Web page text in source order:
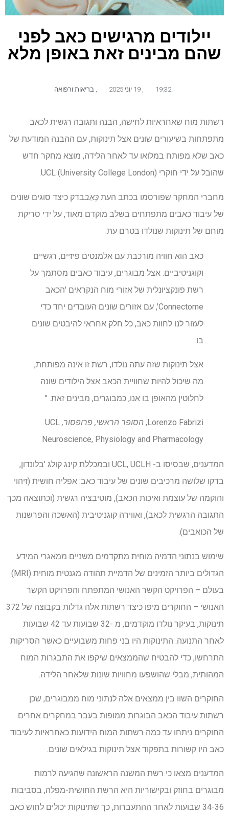
יילודים מרגישים כאב לפני
שהם מבינים זאת באופן מלא
19:32 19 יוני 2025 בריאות ורפואה
רשתות מוח שאחראיות לחישה, הבנה ותגובה רגשית לכאב
מתפתחות בשיעורים שונים אצל תינוקות, עם ההבנה המודעת של
כאב שלא מפותח במלואו עד לאחר הלידה, מוצא מחקר חדש
שהובל על ידי חוקרי UCL (University College London).
מחברי המחקר שפורסמו בכתב העת כְּאֵבבדק כיצד סוגים שונים
של עיבוד כאבים מתפתחים בשלב מוקדם מאוד, על ידי סריקת
מוחם של תינוקות שנולדו בטרם עת.
כאב הוא חוויה מורכבת עם אלמנטים פיזיים, רגשיים
וקוגניטיביים. אצל מבוגרים, עיבוד כאבים מסתמך על
רשת פונקציונלית של אזורי מוח הנקראים 'הכאב
Connectome', עם אזורים שונים העובדים יחד כדי
לעזור לנו לחוות כאב, כל חלק אחראי להיבטים שונים
בו.
אצל תינוקות שזה עתה נולדו, רשת זו אינה מפותחת,
מה שיכול להיות שחוויית הכאב אצל הילודים שונה
לחלוטין מהאופן בו אנו, כמבוגרים, מבינים זאת. "
Lorenzo Fabrizi, הסופר הראשי, פרופסור, UCL
Neuroscience, Physiology and Pharmacology
המדענים, שבסיסו ב- UCL, UCLH ובמכללת קינג קולג 'בלונדון,
בדקו שלושה מרכיבים שונים של עיבוד כאב: אפליה חושית (זיהוי
והוקמה של עוצמת ואיכות הכאב), מוטיבציה רגשית (וכתוצאה מכך
התגובה הרגשית לכאב), ואווירה קוגניטיבית (האשכה והפרשנות
של הכואבים).
שימוש בנתוני הדמיה מוחית מתקדמים משניים ממאגרי המידע
הגדולים ביותר הזמינים של הדמיית תהודה מגנטית מוחית (MRI)
בעולם – הפרויקט הקשר האנושי המתפתח והפרויקט הקשר
האנושי – החוקרים מיפו כיצד רשתות אלה גדלות בקבוצה של 372
תינוקות, בעיקר נולדו מוקדמים, מ -32 שבועות עד 42 שבועות
לאחר התנועה. התינוקות היו בני פחות משבועיים כאשר הסריקות
התרחשו, כדי להבטיח שהממצאים שיקפו את התבגרות המוח
המהותית, מבלי שהושפעו מחוויות שונות שלאחר הלידה.
החוקרים השוו בין ממצאים אלה לנתוני מוח ממבוגרים, שכן
רשתות עיבוד הכאב הבוגרות ממופות בעבר במחקרים אחרים.
החוקרים ניתחו עד כמה רשתות המוח הידועות כאחראיות לעיבוד
כאב היו קשורות בתפקוד אצל תינוקות בגילאים שונים.
המדענים מצאו כי רשת המשנה הראשונה שהגיעה לרמות
מבוגרים בחוזק ובקישוריות היא הרשת החושית-מפלה, בסביבות
34-36 שבועות לאחר ההתעברות, כך שתינוקות יכולים לחוש כאב